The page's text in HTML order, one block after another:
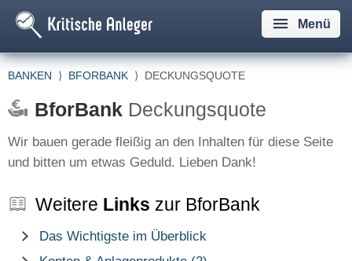
Menü
BANKEN ⟩ BFORBANK ⟩ DECKUNGSQUOTE
BforBank Deckungsquote
Wir bauen gerade fleißig an den Inhalten für diese Seite
und bitten um etwas Geduld. Lieben Dank!
Weitere Links zur BforBank
Das Wichtigste im Überblick